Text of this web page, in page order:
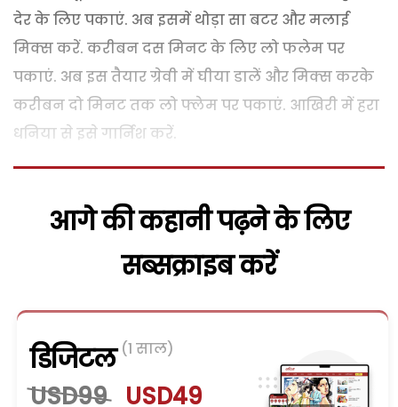
देर के लिए पकाएं. अब इसमें थोड़ा सा बटर और मलाई
मिक्स करें. करीबन दस मिनट के लिए लो फलेम पर
पकाएं. अब इस तैयार ग्रेवी में घीया डालें और मिक्स करके
करीबन दो मिनट तक लो फ्लेम पर पकाएं. आखिरी में हरा
धनिया से इसे गार्निश करें.
आगे की कहानी पढ़ने के लिए
सब्सक्राइब करें
डिजिटल (1 साल)
USD99 USD49